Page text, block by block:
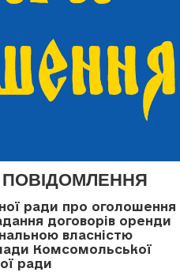
ради про оголошення
договорів оренди
власністю
Комсомольської
ради